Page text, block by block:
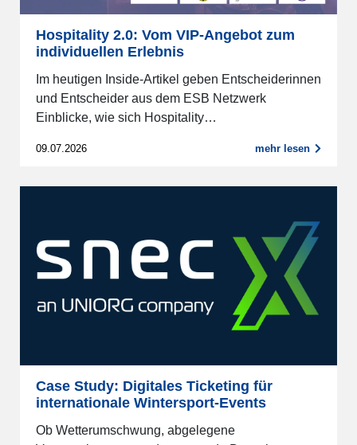
Hospitality 2.0: Vom VIP-Angebot zum
individuellen Erlebnis
Im heutigen Inside-Artikel geben Entscheiderinnen
und Entscheider aus dem ESB Netzwerk
Einblicke, wie sich Hospitality…
09.07.2026 mehr lesen
Case Study: Digitales Ticketing für
internationale Wintersport-Events
Ob Wetterumschwung, abgelegene